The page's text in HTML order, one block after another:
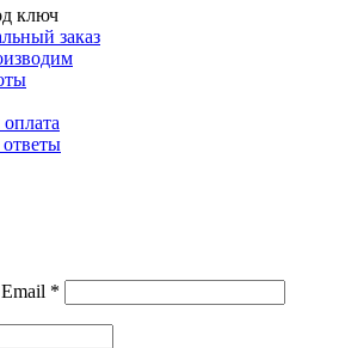
ключ
заказ
*